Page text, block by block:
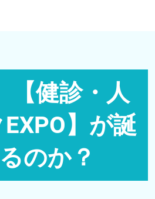
【健診・人
】が誕
のか？